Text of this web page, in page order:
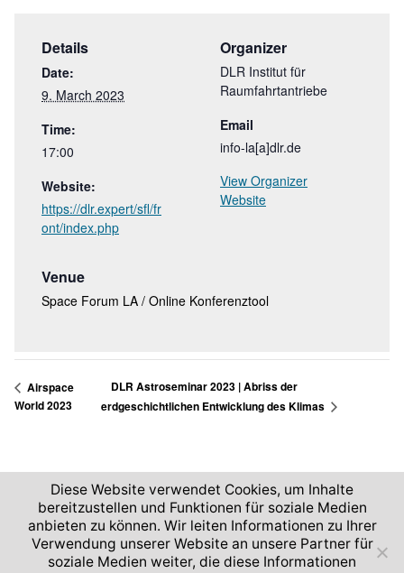
Details
Date:
9. March 2023
Time:
17:00
Website:
https://dlr.expert/sfl/fr
ont/index.php
Venue
Space Forum LA / Online Konferenztool
Organizer
DLR Institut für
Raumfahrtantriebe
Email
info-la[a]dlr.de
View Organizer
Website
Airspace
World 2023
DLR Astroseminar 2023 | Abriss der
erdgeschichtlichen Entwicklung des Klimas
2026 © German Aerospace Center (DLR)
Diese Website verwendet Cookies, um Inhalte
bereitzustellen und Funktionen für soziale Medien
anbieten zu können. Wir leiten Informationen zu Ihrer
Verwendung unserer Website an unsere Partner für
soziale Medien weiter, die diese Informationen